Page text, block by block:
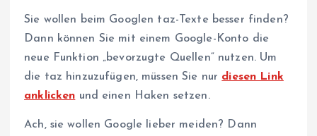
Sie wollen beim Googlen taz-Texte besser finden?
Dann können Sie mit einem Google-Konto die
neue Funktion „bevorzugte Quellen“ nutzen. Um
die taz hinzuzufügen, müssen Sie nur diesen Link
anklicken und einen Haken setzen.
Ach, sie wollen Google lieber meiden? Dann